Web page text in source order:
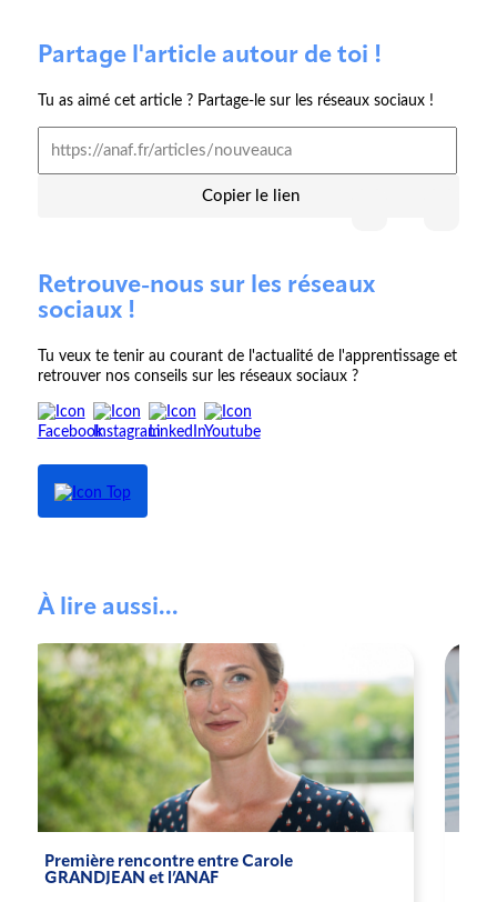
Partage l'article autour de toi !
Tu as aimé cet article ? Partage-le sur les réseaux sociaux !
Copier le lien
Retrouve-nous sur les réseaux
sociaux !
Tu veux te tenir au courant de l'actualité de l'apprentissage et
retrouver nos conseils sur les réseaux sociaux ?
À lire aussi...
Première rencontre entre Carole
GRANDJEAN et l’ANAF